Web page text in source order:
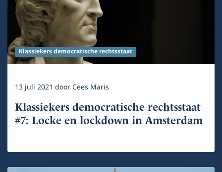
Klassiekers democratische rechtsstaat
13 juli 2021 doorCees Maris
Klassiekers democratische rechtsstaat
#7: Locke en lockdown in Amsterdam